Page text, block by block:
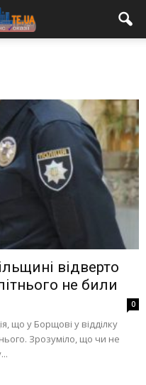
відверто
не били
0
що у Борщові у відділку
Зрозуміло, що чи не